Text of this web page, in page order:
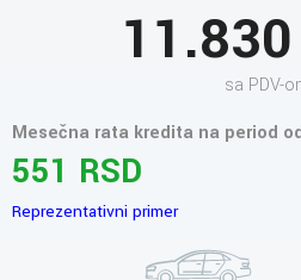
sa PDV-
Mesečna rata kredita na period
551 RSD
Reprezentativni primer